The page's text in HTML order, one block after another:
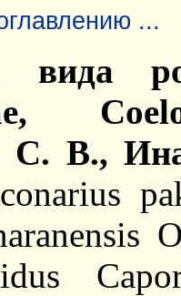
...
С. В.,